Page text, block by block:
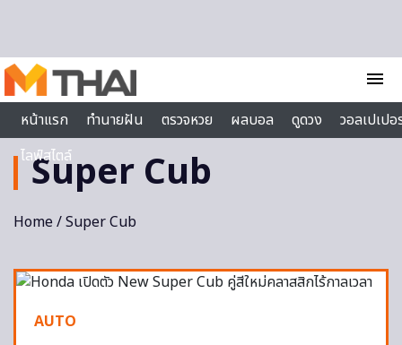
menu
หน้าแรก
ทำนายฝัน ตรวจหวย ผลบอล ดูดวง
วอลเปเป
ไลฟ์สไตล์
Super Cub
Home/ Super Cub
AUTO